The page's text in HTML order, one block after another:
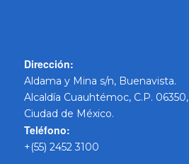
Dirección:
Aldama y Mina s/n, Buenavista.
Alcaldía Cuauhtémoc, C.P. 06350,
Ciudad de México.
Teléfono:
+(55) 2452 3100